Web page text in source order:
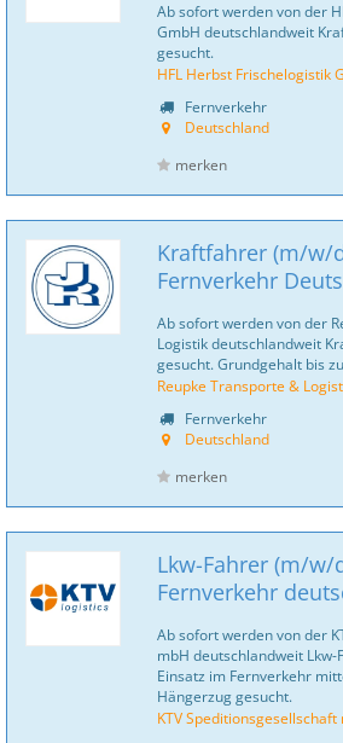
Ab sofort werden von der
GmbH deutschlandweit
gesucht.
HFL Herbst Frischelogistik
Fernverkehr
Deutschland
merken
Kraftfahrer (m/w/
Fernverkehr
Ab sofort werden von der
Logistik deutschlandweit
gesucht. Grundgehalt bis
Reupke Transporte &
Fernverkehr
Deutschland
merken
Lkw-Fahrer (m/
Fernverkehr
Ab sofort werden von der
mbH deutschlandweit
Einsatz im Fernverkehr
Hängerzug gesucht.
KTV Speditionsgesellschaft